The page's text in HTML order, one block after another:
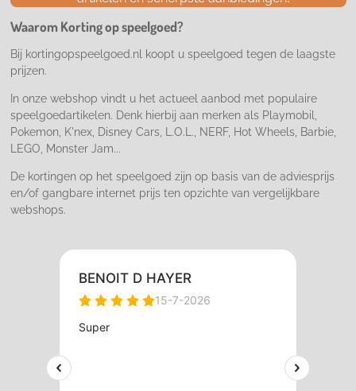
o
k
g
r
a
m
k
Waarom Korting op speelgoed?
Bij kortingopspeelgoed.nl koopt u speelgoed tegen de laagste
prijzen.
In onze webshop vindt u het actueel aanbod met populaire
speelgoedartikelen. Denk hierbij aan merken als Playmobil,
Pokemon, K'nex, Disney Cars, L.O.L., NERF, Hot Wheels, Barbie,
LEGO, Monster Jam...
De kortingen op het speelgoed zijn op basis van de adviesprijs
en/of gangbare internet prijs ten opzichte van vergelijkbare
webshops.